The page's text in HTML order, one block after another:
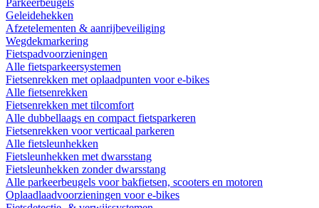
Parkeerbeugels
Geleidehekken
Afzetelementen & aanrijbeveiliging
Wegdekmarkering
Fietspadvoorzieningen
Alle fietsparkeersystemen
Fietsenrekken met oplaadpunten voor e-bikes
Alle fietsenrekken
Fietsenrekken met tilcomfort
Alle dubbellaags en compact fietsparkeren
Fietsenrekken voor verticaal parkeren
Alle fietsleunhekken
Fietsleunhekken met dwarsstang
Fietsleunhekken zonder dwarsstang
Alle parkeerbeugels voor bakfietsen, scooters en motoren
Oplaadlaadvoorzieningen voor e-bikes